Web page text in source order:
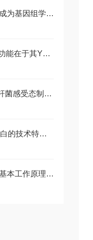
NA12878标准品已成为基因组学研究中不可少的工具
Abcam抗体的核心功能在于其Y形结构
从原理到优势对农杆菌感受态制备试剂盒的通俗解析
RD systems重组蛋白的技术特点有哪些？
NA12878标准品的基本工作原理讲解